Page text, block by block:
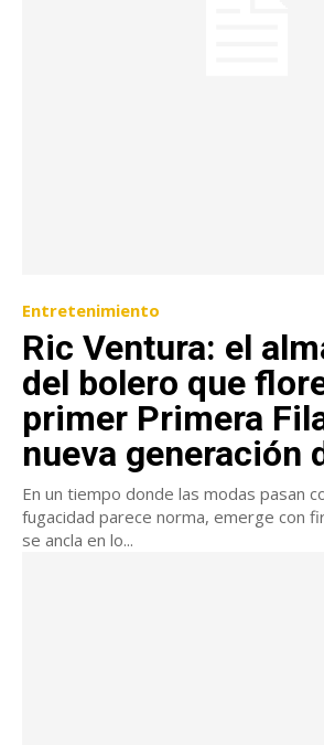
Entretenimiento
Ric Ventura: el
del bolero que
primer Primera
nueva generación
En un tiempo donde las modas pasan
fugacidad parece norma, emerge con
se ancla en lo...